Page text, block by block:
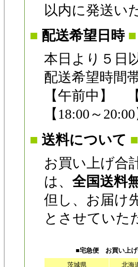
以内に発送い
■ 配送希望日時 ■
本日より５日
配送希望時間
【午前中】
【18:00～
■ 送料について ■
お買い上げ合
は、全国送料
但し、お届け
とさせていた
■宅急便 お買い上げ
茨城県
北海